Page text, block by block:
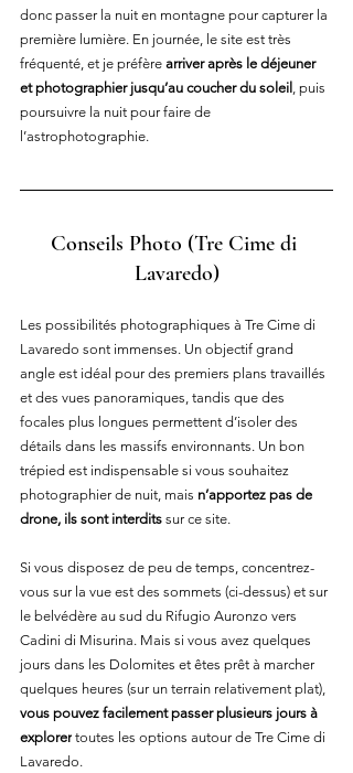
donc passer la nuit en montagne pour capturer la
première lumière. En journée, le site est très
fréquenté, et je préfère arriver après le déjeuner
et photographier jusqu’au coucher du soleil , puis
poursuivre la nuit pour faire de
l’astrophotographie.
Conseils Photo (Tre Cime di
Lavaredo)
Les possibilités photographiques à Tre Cime di
Lavaredo sont immenses. Un objectif grand
angle est idéal pour des premiers plans travaillés
et des vues panoramiques, tandis que des
focales plus longues permettent d’isoler des
détails dans les massifs environnants. Un bon
trépied est indispensable si vous souhaitez
photographier de nuit, mais n’apportez pas de
drone, ils sont interdits sur ce site.
Si vous disposez de peu de temps, concentrez-
vous sur la vue est des sommets (ci-dessus) et sur
le belvédère au sud du Rifugio Auronzo vers
Cadini di Misurina. Mais si vous avez quelques
jours dans les Dolomites et êtes prêt à marcher
quelques heures (sur un terrain relativement plat),
vous pouvez facilement passer plusieurs jours à
explorer toutes les options autour de Tre Cime di
Lavaredo.